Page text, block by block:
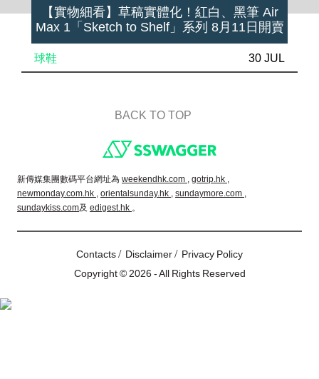
【實物細看】草稿實體化！紅白、黑筆 Air
Max 1「Sketch to Shelf」系列 8月11日開賣
球鞋 30 JUL
BACK TO TOP
新傳媒集團數碼平台網址為 weekendhk.com , gotrip.hk ,
newmonday.com.hk , orientalsunday.hk , sundaymore.com ,
sundaykiss.com及 edigest.hk 。
Contacts/ Disclaimer/ Privacy Policy
Copyright © 2026 - All Rights Reserved